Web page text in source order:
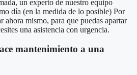
un experto de nuestro equipo
día (en la medida de lo posible) Por
ahora mismo, para que puedas apartar
una asistencia con urgencia.
mantenimiento a una